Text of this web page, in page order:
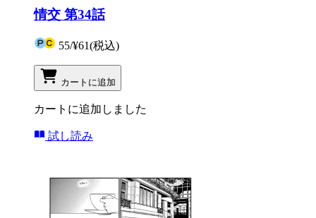
情交 第34話
55/¥61(税込)
カートに追加
カートに追加しました
試し読み